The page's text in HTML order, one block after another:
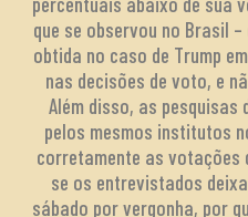
que se observou no Brasil
obtida no caso de Trump
nas decisões de voto, e
Além disso, as pesquisas
pelos mesmos institutos
corretamente as votações
se os entrevistados
sábado por vergonha, por